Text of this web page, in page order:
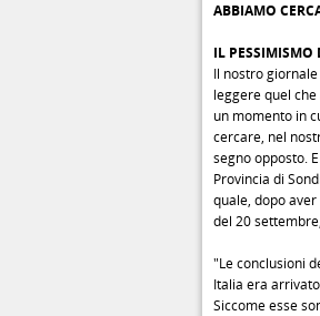
ABBIAMO
IL PESSIMISMO
Il nostro
leggere quel
un momento in
cercare, nel
segno opposto.
Provincia di
quale, dopo
del 20
"Le conclusioni
Italia era
Siccome esse